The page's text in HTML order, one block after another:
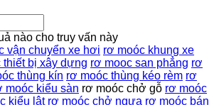
nào cho truy vấn này
vận chuyển xe hơi rơ moóc khung xe
thiết bị xây dựng rơ mooc san phẳng rơ
thùng kín rơ moóc thùng kéo rèm rơ
moóc kiểu sàn rơ moóc chở gỗ rơ moóc
kiểu lật rơ moóc chở ngựa rơ moóc bán